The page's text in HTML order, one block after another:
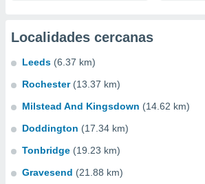
Localidades cercanas
Leeds (6.37 km)
Rochester (13.37 km)
Milstead And Kingsdown (14.62 km)
Doddington (17.34 km)
Tonbridge (19.23 km)
Gravesend (21.88 km)